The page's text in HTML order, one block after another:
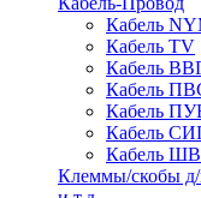
Кабель
Кабель TV
Кабель
Кабель
Кабель
Кабель
Кабель
Клеммы/скобы д/